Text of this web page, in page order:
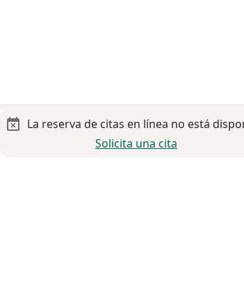
La reserva de citas en línea no está
Solicita una cita